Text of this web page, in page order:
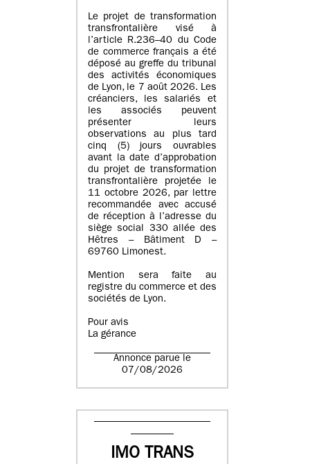
Le projet de transformation
transfrontalière visé à
l’article R.236–40 du Code
de commerce français a été
déposé au greffe du tribunal
des activités économiques
de Lyon, le 7 août 2026. Les
créanciers, les salariés et
les associés peuvent
présenter leurs
observations au plus tard
cinq (5) jours ouvrables
avant la date d’approbation
du projet de transformation
transfrontalière projetée le
11 octobre 2026, par lettre
recommandée avec accusé
de réception à l’adresse du
siège social 330 allée des
Hêtres – Bâtiment D –
69760 Limonest.
Mention sera faite au
registre du commerce et des
sociétés de Lyon.
Pour avis
La gérance
Annonce parue le
07/08/2026
IMO TRANS